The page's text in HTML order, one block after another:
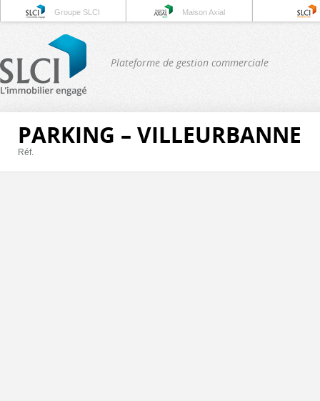
Groupe SLCI Maison Axial
Plateforme de gestion commerciale
PARKING – VILLEURBANNE
Réf.